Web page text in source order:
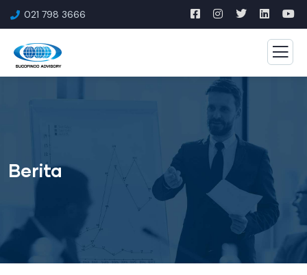
021 798 3666
Berita